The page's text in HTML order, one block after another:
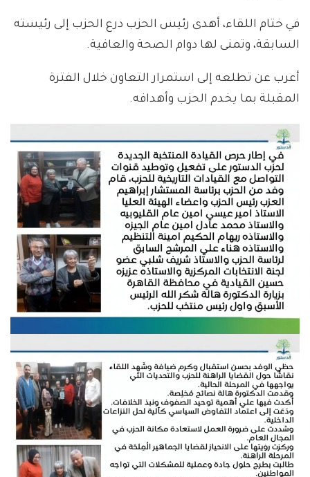
في ختام اللقاء، أهدى رئيس الحزب درع الحزب إلى رئيسته
السابقة، وتمنى لها دوام الصحة والعافية.
أعرب عن تطلعه إلى استمرار التعاون خلال الفترة
المقبلة بما يخدم الحزب وأهدافه.